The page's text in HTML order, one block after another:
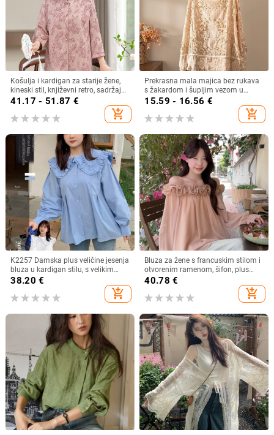
Košulja i kardigan za starije žene,
kineski stil, književni retro, sadržaj
vlakana 30–50%, bez ovratnika
41.17 - 51.87 €
add_shopping_cart
Prekrasna mala majica bez rukava
s žakardom i šupljim vezom u
francuskom stilu, ljetna nova široka,
15.59 - 16.56 €
add_shopping_cart
K2257 Damska plus veličine jesenja
bluza u kardigan stilu, s velikim
ovratnikom, dvostrukim slojem i
čipkastim rubom, sladak izgled
38.20 €
add_shopping_cart
Bluza za žene s francuskim stilom i
otvorenim ramenom, šifon, plus
veličina, dugi rukav
40.78 €
add_shopping_cart